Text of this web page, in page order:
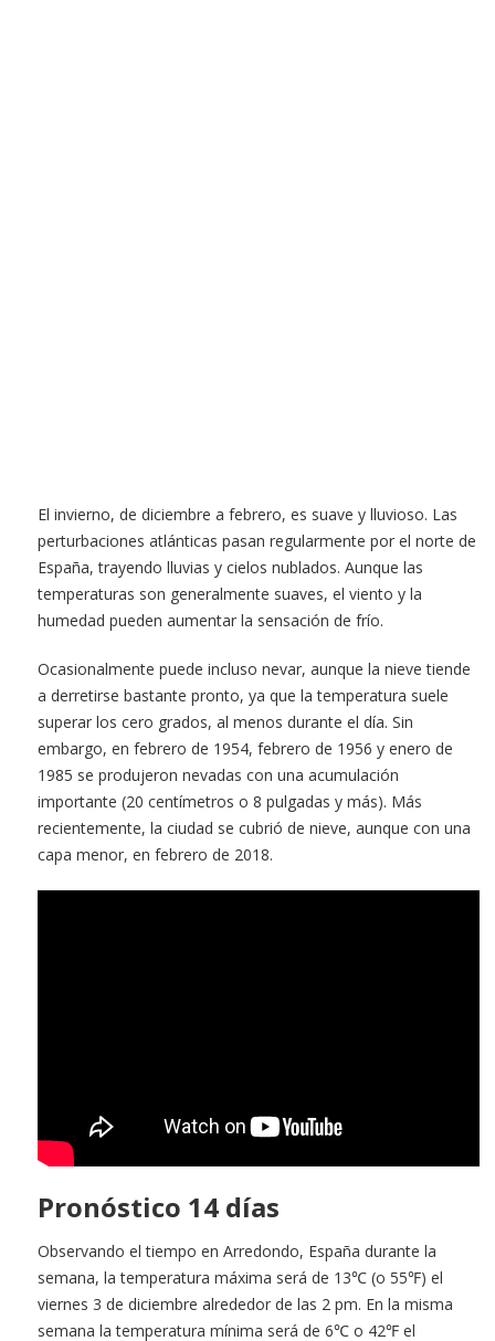
El invierno, de diciembre a febrero, es suave y lluvioso. Las
perturbaciones atlánticas pasan regularmente por el norte de
España, trayendo lluvias y cielos nublados. Aunque las
temperaturas son generalmente suaves, el viento y la
humedad pueden aumentar la sensación de frío.
Ocasionalmente puede incluso nevar, aunque la nieve tiende
a derretirse bastante pronto, ya que la temperatura suele
superar los cero grados, al menos durante el día. Sin
embargo, en febrero de 1954, febrero de 1956 y enero de
1985 se produjeron nevadas con una acumulación
importante (20 centímetros o 8 pulgadas y más). Más
recientemente, la ciudad se cubrió de nieve, aunque con una
capa menor, en febrero de 2018.
Pronóstico 14 días
Observando el tiempo en Arredondo, España durante la
semana, la temperatura máxima será de 13℃ (o 55℉) el
viernes 3 de diciembre alrededor de las 2 pm. En la misma
semana la temperatura mínima será de 6℃ o 42℉ el